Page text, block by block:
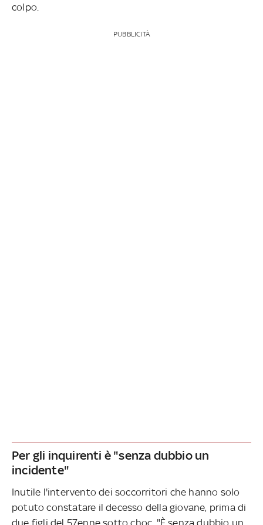
colpo.
PUBBLICITÀ
Per gli inquirenti è "senza dubbio un
incidente"
Inutile l'intervento dei soccorritori che hanno solo
potuto constatare il decesso della giovane, prima di
due figli del 57enne sotto choc. "È senza dubbio un